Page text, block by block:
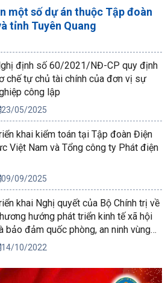
một số dự án thuộc Tập đoàn
tỉnh Tuyên Quang
định số 60/2021/NĐ-CP quy định
chế tự chủ tài chính của đơn vị sự
công lập
23/05/2025
khai kiểm toán tại Tập đoàn Điện
Việt Nam và Tổng công ty Phát điện
09/09/2025
khai Nghị quyết của Bộ Chính trị về
hướng phát triển kinh tế xã hội
bảo đảm quốc phòng, an ninh vùng
Nguyên đến năm 2030, tầm nhìn
14/10/2022